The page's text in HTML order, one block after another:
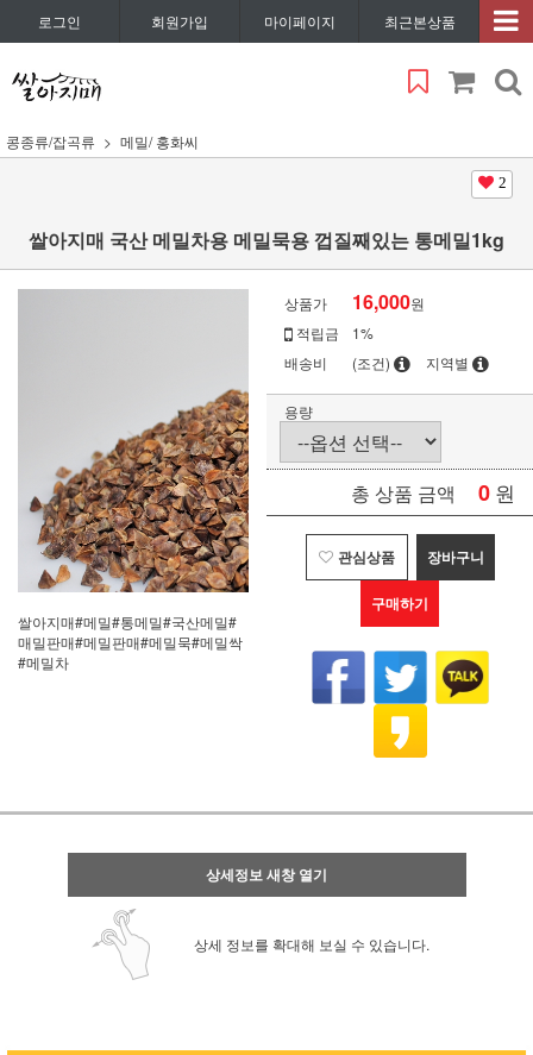
로그인 회원가입 마이페이지 최근본상품
콩종류/잡곡류 메밀/ 홍화씨
2
쌀아지매 국산 메밀차용 메밀묵용 껍질째있는 통메밀1kg
쌀아지매#메밀#통메밀#국산메밀#
매밀판매#메밀판매#메밀묵#메밀싹
#메밀차
상품가 16,000원
적립금
1%
배송비
(조건) 지역별
용량
총 상품 금액 0 원
관심상품 장바구니
구매하기
상세정보 새창 열기
상세 정보를 확대해 보실 수 있습니다.